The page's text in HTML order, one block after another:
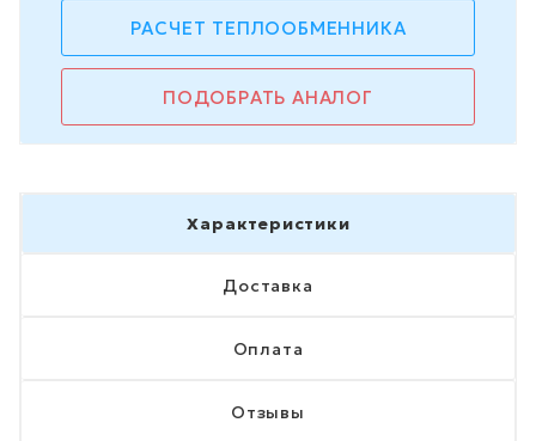
РАСЧЕТ ТЕПЛООБМЕННИКА
ПОДОБРАТЬ АНАЛОГ
Характеристики
Доставка
Оплата
Отзывы